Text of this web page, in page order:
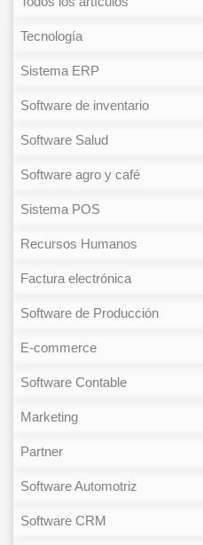
Tecnología
Sistema ERP
Software de inventario
Software Salud
Software agro y café
Sistema POS
Recursos Humanos
Factura electrónica
Software de Producción
E-commerce
Software Contable
Marketing
Partner
Software Automotriz
Software CRM